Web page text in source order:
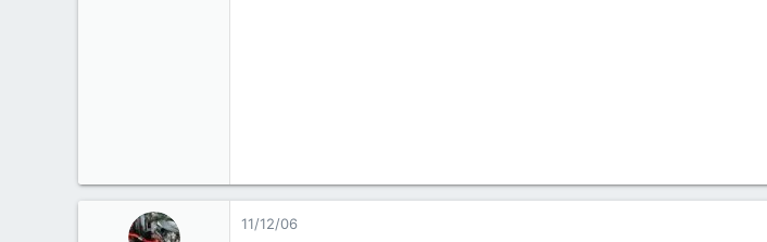
11/12/06